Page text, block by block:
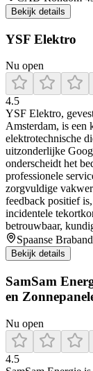
Bekijk details
YSF Elektro
Nu open
4.5
YSF Elektro,
Amsterdam, is een
elektrotechnische
uitzonderlijke
onderscheidt het
professionele
zorgvuldige
feedback positief
incidentele
betrouwbaar,
Spaanse
Bekijk details
SamSam
en
Nu open
4.5